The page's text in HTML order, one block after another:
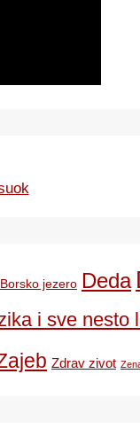
Borsko jezero Deda
i sve nesto
Zdrav zivot